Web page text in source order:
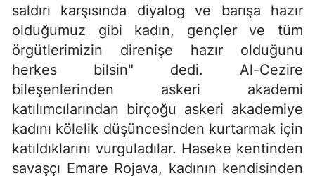
saldırı karşısında diyalog ve barışa hazır
olduğumuz gibi kadın, gençler ve tüm
örgütlerimizin direnişe hazır olduğunu
herkes bilsin" dedi. Al-Cezire
bileşenlerinden askeri akademi
katılımcılarından birçoğu askeri akademiye
kadını kölelik düşüncesinden kurtarmak için
katıldıklarını vurguladılar. Haseke kentinden
savaşçı Emare Rojava, kadının kendisinden